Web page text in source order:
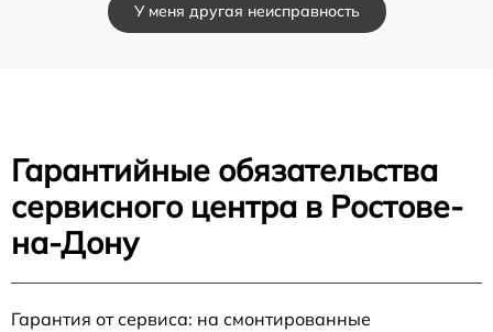
У меня другая неисправность
Гарантийные обязательства
сервисного центра в Ростове-
на-Дону
Гарантия от сервиса: на смонтированные